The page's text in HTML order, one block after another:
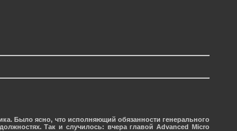
Было ясно, что исполняющий обязанности генерального
Так и случилось: вчера главой Advanced Micro